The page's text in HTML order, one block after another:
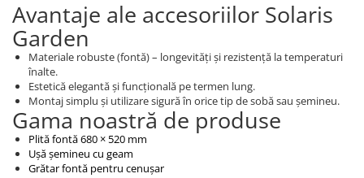
Avantaje ale accesoriilor Solaris
Garden
Materiale robuste (fontă) – longevități și rezistență la temperaturi
înalte.
Estetică elegantă și funcțională pe termen lung.
Montaj simplu și utilizare sigură în orice tip de sobă sau șemineu.
Gama noastră de produse
Plită fontă 680 × 520 mm
Ușă șemineu cu geam
Grătar fontă pentru cenușar